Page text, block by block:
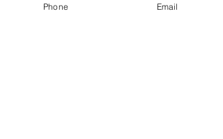
AS VIAGENS DO BALÃO
Phone Email